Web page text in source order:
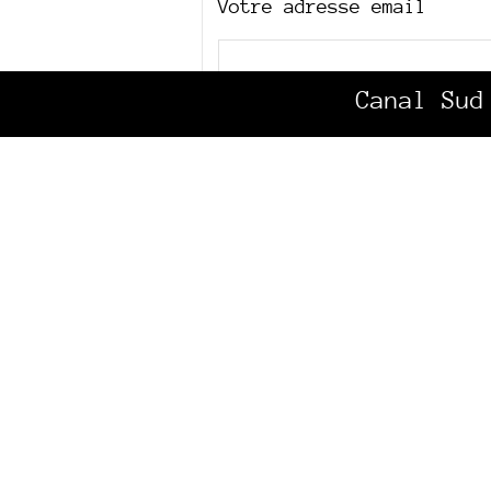
Votre adresse email
Votre message
Canal